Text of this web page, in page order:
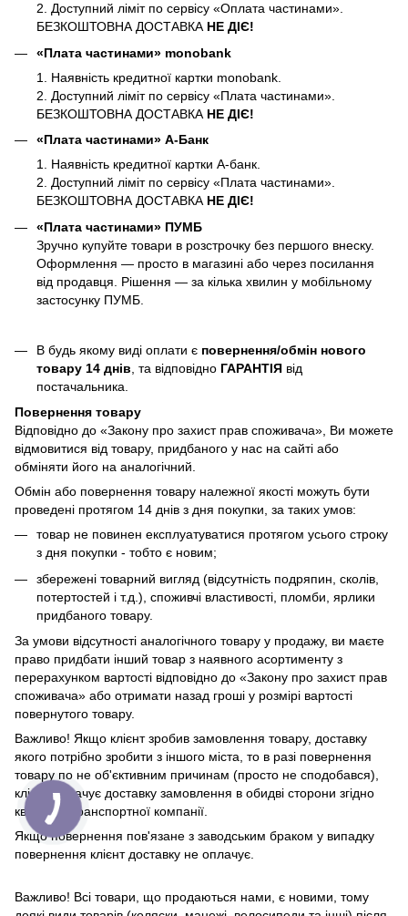
2. Доступний ліміт по сервісу «Оплата частинами».
БЕЗКОШТОВНА ДОСТАВКА НЕ ДІЄ!
«Плата частинами» monobank
1. Наявність кредитної картки monobank.
2. Доступний ліміт по сервісу «Плата частинами».
БЕЗКОШТОВНА ДОСТАВКА НЕ ДІЄ!
«Плата частинами» А-Банк
1. Наявність кредитної картки А-банк.
2. Доступний ліміт по сервісу «Плата частинами».
БЕЗКОШТОВНА ДОСТАВКА НЕ ДІЄ!
«Плата частинами» ПУМБ
Зручно купуйте товари в розстрочку без першого внеску.
Оформлення — просто в магазині або через посилання
від продавця. Рішення — за кілька хвилин у мобільному
застосунку ПУМБ.
В будь якому виді оплати є повернення/обмін нового
товару 14 днів , та відповідно ГАРАНТІЯ від
постачальника.
Повернення товару
Відповідно до «Закону про захист прав споживача», Ви можете
відмовитися від товару, придбаного у нас на сайті або
обміняти його на аналогічний.
Обмін або повернення товару належної якості можуть бути
проведені протягом 14 днів з дня покупки, за таких умов:
товар не повинен експлуатуватися протягом усього строку
з дня покупки - тобто є новим;
збережені товарний вигляд (відсутність подряпин, сколів,
потертостей і т.д.), споживчі властивості, пломби, ярлики
придбаного товару.
За умови відсутності аналогічного товару у продажу, ви маєте
право придбати інший товар з наявного асортименту з
перерахунком вартості відповідно до «Закону про захист прав
споживача» або отримати назад гроші у розмірі вартості
повернутого товару.
Важливо! Якщо клієнт зробив замовлення товару, доставку
якого потрібно зробити з іншого міста, то в разі повернення
товару по не об'єктивним причинам (просто не сподобався),
клієнт оплачує доставку замовлення в обидві сторони згідно
квитанції транспортної компанії.
Якщо повернення пов'язане з заводським браком у випадку
повернення клієнт доставку не оплачує.
Важливо! Всі товари, що продаються нами, є новими, тому